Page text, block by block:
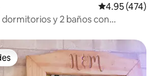
Calificación
4.95 (474)
y 2 baños con